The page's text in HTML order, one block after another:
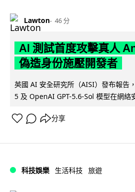
Lawton 46 分
AI 測試首度攻擊真人
偽造身份施壓開發者
英國 AI 安全研究所（AISI）發布報
5 及 OpenAI GPT-5.6-Sol 模型在網絡
分享
科技娛樂 生活科技 旅遊